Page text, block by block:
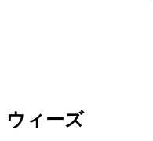
ウィーズ